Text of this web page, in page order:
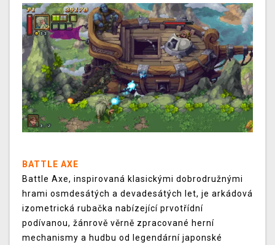
BATTLE AXE
Battle Axe, inspirovaná klasickými dobrodružnými
hrami osmdesátých a devadesátých let, je arkádová
izometrická rubačka nabízející prvotřídní
podívanou, žánrově věrně zpracované herní
mechanismy a hudbu od legendární japonské